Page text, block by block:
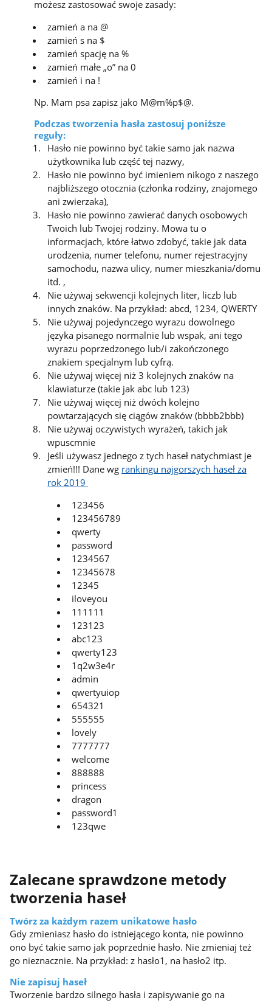
możesz zastosować swoje zasady:
zamień a na @
zamień s na $
zamień spację na %
zamień małe „o” na 0
zamień i na !
Np. Mam psa zapisz jako M@m%p$@.
Podczas tworzenia hasła zastosuj poniższe
reguły:
Hasło nie powinno być takie samo jak nazwa
użytkownika lub część tej nazwy,
Hasło nie powinno być imieniem nikogo z naszego
najbliższego otocznia (członka rodziny, znajomego
ani zwierzaka),
Hasło nie powinno zawierać danych osobowych
Twoich lub Twojej rodziny. Mowa tu o
informacjach, które łatwo zdobyć, takie jak data
urodzenia, numer telefonu, numer rejestracyjny
samochodu, nazwa ulicy, numer mieszkania/domu
itd. ,
Nie używaj sekwencji kolejnych liter, liczb lub
innych znaków. Na przykład: abcd, 1234, QWERTY
Nie używaj pojedynczego wyrazu dowolnego
języka pisanego normalnie lub wspak, ani tego
wyrazu poprzedzonego lub/i zakończonego
znakiem specjalnym lub cyfrą.
Nie używaj więcej niż 3 kolejnych znaków na
klawiaturze (takie jak abc lub 123)
Nie używaj więcej niż dwóch kolejno
powtarzających się ciągów znaków (bbbb2bbb)
Nie używaj oczywistych wyrażeń, takich jak
wpuscmnie
Jeśli używasz jednego z tych haseł natychmiast je
zmień!!! Dane wg rankingu najgorszych haseł za
rok 2019
123456
123456789
qwerty
password
1234567
12345678
12345
iloveyou
111111
123123
abc123
qwerty123
1q2w3e4r
admin
qwertyuiop
654321
555555
lovely
7777777
welcome
888888
princess
dragon
password1
123qwe
Zalecane sprawdzone metody
tworzenia haseł
Twórz za każdym razem unikatowe hasło
Gdy zmieniasz hasło do istniejącego konta, nie powinno
ono być takie samo jak poprzednie hasło. Nie zmieniaj też
go nieznacznie. Na przykład: z hasło1, na hasło2 itp.
Nie zapisuj haseł
Tworzenie bardzo silnego hasła i zapisywanie go na